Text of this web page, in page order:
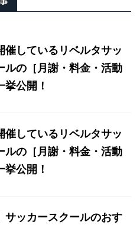
催しているリベルタサッ
ルの［月謝・料金・活動
挙公開！
催しているリベルタサッ
ルの［月謝・料金・活動
挙公開！
サッカースクールのおす